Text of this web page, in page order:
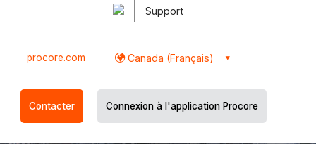
Support
procore.com Canada (Français)
Contacter Connexion à l'application Procore